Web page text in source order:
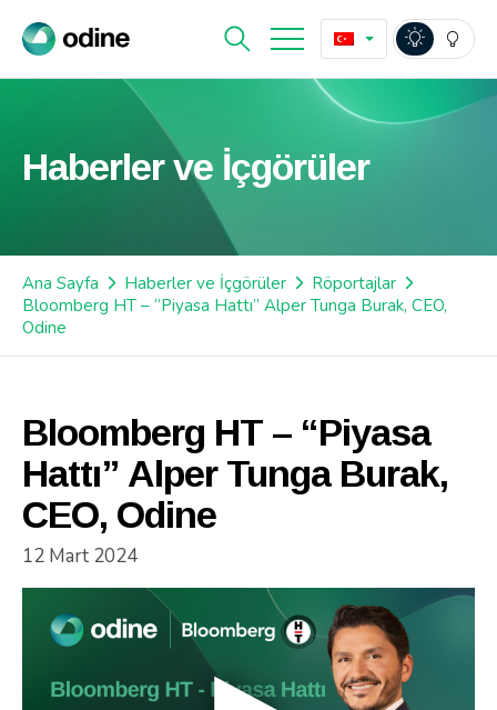
Haberler ve İçgörüler
Ana Sayfa Haberler ve İçgörüler
Röportajlar
Bloomberg HT – “Piyasa Hattı” Alper Tunga Burak, CEO,
Odine
Bloomberg HT – “Piyasa
Hattı” Alper Tunga Burak,
CEO, Odine
12 Mart 2024